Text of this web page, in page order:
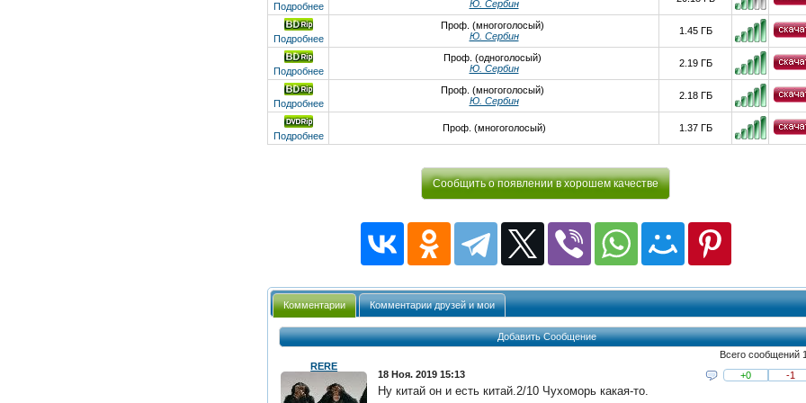
Ray
Подробнее
Ю. Сербин
Подробнее
Проф. (многоголосый)
Ю. Сербин
1.45 ГБ
Подробнее
Проф. (одноголосый)
Ю. Сербин
2.19 ГБ
Подробнее
Проф. (многоголосый)
Ю. Сербин
2.18 ГБ
Подробнее
Проф. (многоголосый) 1.37 ГБ
Сообщить о появлении в хорошем качестве
Комментарии Комментарии друзей и мои
Добавить Сообщение
Всего сообщений
RERE
18 Ноя. 2019 15:13 +0 -1
Ну китай он и есть китай.2/10 Чухоморь какая-то.